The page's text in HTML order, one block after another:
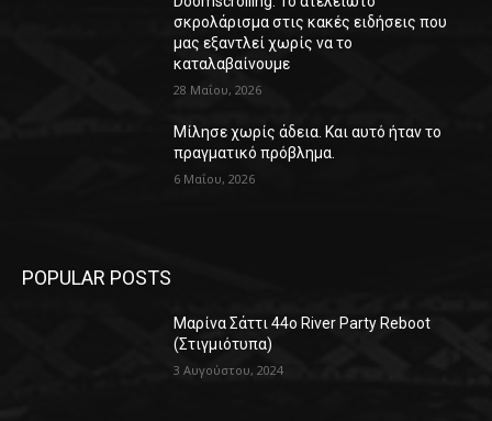
σκρολάρισμα στις κακές ειδήσεις που
μας εξαντλεί χωρίς να το
καταλαβαίνουμε
28 Μαΐου, 2026
Μίλησε χωρίς άδεια. Και αυτό ήταν το
πραγματικό πρόβλημα.
6 Μαΐου, 2026
POPULAR POSTS
Μαρίνα Σάττι 44o River Party Reboot
(Στιγμιότυπα)
3 Αυγούστου, 2024